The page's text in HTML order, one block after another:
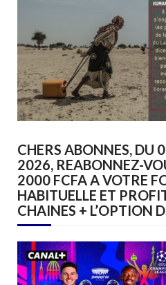
CHERS ABONNES, DU
2026, REABONNEZ-
2000 FCFA A VOTRE
HABITUELLE ET
CHAINES + L’OPTION